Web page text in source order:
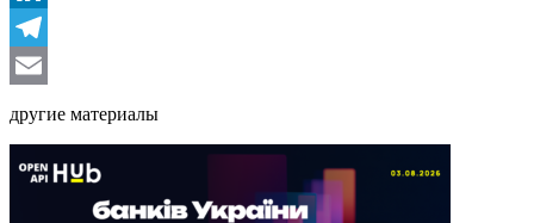
LinkedIn
Telegram
другие материалы